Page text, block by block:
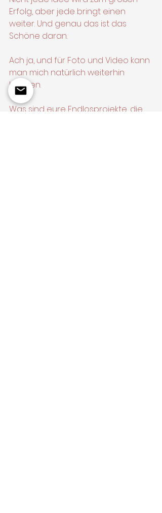
Erfolg, aber jede bringt einen
weiter. Und genau das ist das
Schöne daran.
Ach ja, und für Foto und Video kann
man mich natürlich weiterhin
buchen.
Was sind eure Endlosprojekte, die